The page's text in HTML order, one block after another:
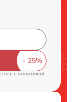
cполитикой